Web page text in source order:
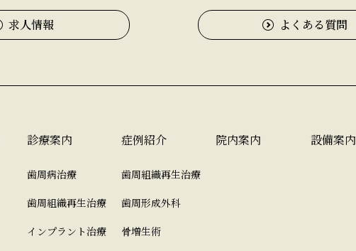
求人情報 よくある質問
診療案内
歯周病治療
歯周組織再生治療
インプラント治療
症例紹介
歯周組織再生治療
歯周形成外科
骨増生術
院内案内 設備案内